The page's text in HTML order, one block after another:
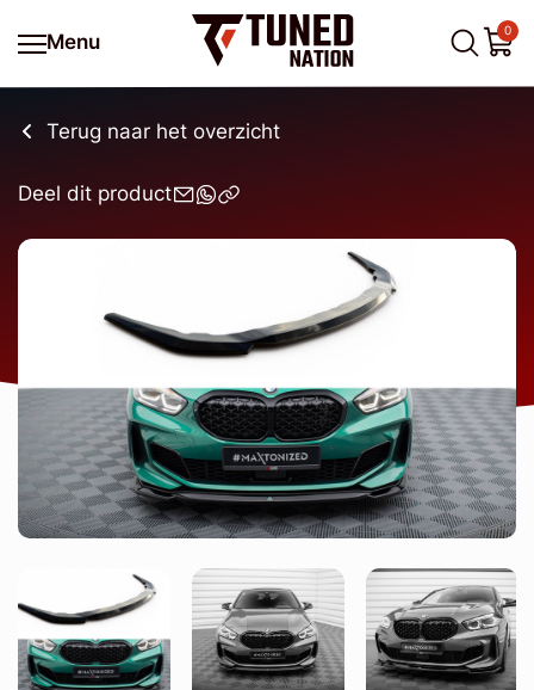
Menu
0
Terug naar het overzicht
Deel dit product